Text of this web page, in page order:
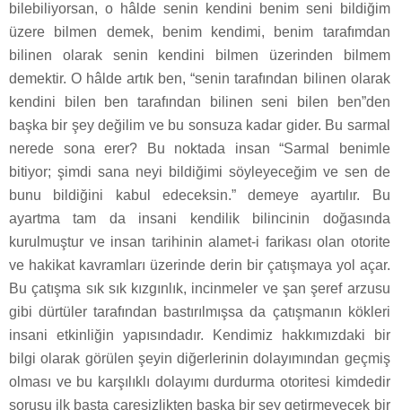
bilebiliyorsan, o hâlde senin kendini benim seni bildiğim
üzere bilmen demek, benim kendimi, benim tarafımdan
bilinen olarak senin kendini bilmen üzerinden bilmem
demektir. O hâlde artık ben, “senin tarafından bilinen olarak
kendini bilen ben tarafından bilinen seni bilen ben”den
başka bir şey değilim ve bu sonsuza kadar gider. Bu sarmal
nerede sona erer? Bu noktada insan “Sarmal benimle
bitiyor; şimdi sana neyi bildiğimi söyleyeceğim ve sen de
bunu bildiğini kabul edeceksin.” demeye ayartılır. Bu
ayartma tam da insani kendilik bilincinin doğasında
kurulmuştur ve insan tarihinin alamet-i farikası olan otorite
ve hakikat kavramları üzerinde derin bir çatışmaya yol açar.
Bu çatışma sık sık kızgınlık, incinmeler ve şan şeref arzusu
gibi dürtüler tarafından bastırılmışsa da çatışmanın kökleri
insani etkinliğin yapısındadır. Kendimiz hakkımızdaki bir
bilgi olarak görülen şeyin diğerlerinin dolayımından geçmiş
olması ve bu karşılıklı dolayımı durdurma otoritesi kimdedir
sorusu ilk başta çaresizlikten başka bir şey getirmeyecek bir